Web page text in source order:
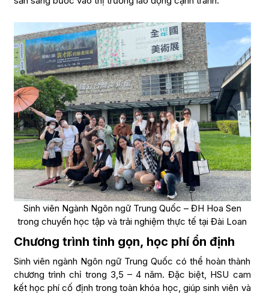
Sinh viên Ngành Ngôn ngữ Trung Quốc – ĐH Hoa Sen
trong chuyến học tập và trải nghiệm thực tế tại Đài Loan
Chương trình tinh gọn, học phí ổn định
Sinh viên ngành Ngôn ngữ Trung Quốc có thể hoàn thành
chương trình chỉ trong 3,5 – 4 năm. Đặc biệt, HSU cam
kết học phí cố định trong toàn khóa học, giúp sinh viên và